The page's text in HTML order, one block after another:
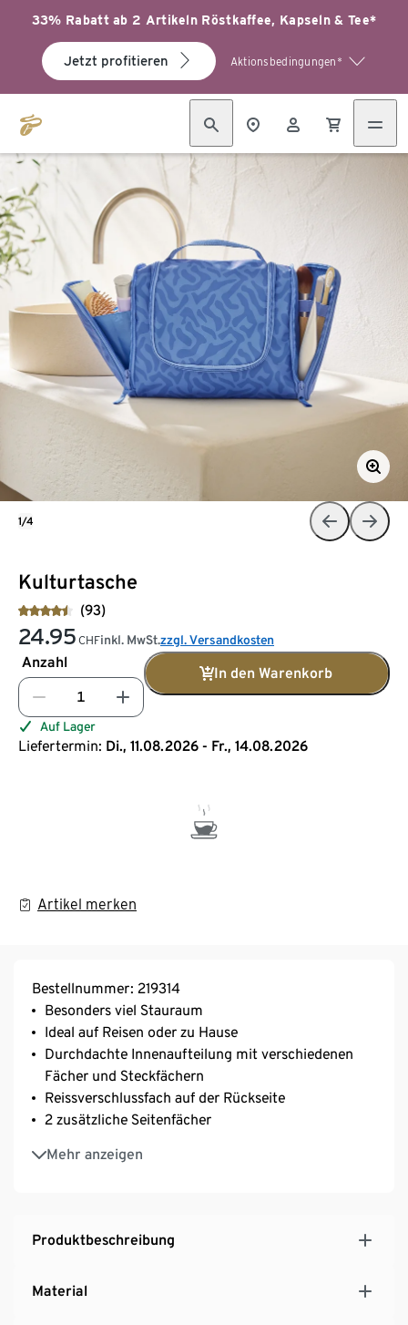
33% Rabatt ab 2 Artikeln Röstkaffee, Kapseln & Tee*
Jetzt profitieren Aktionsbedingungen*
Kulturtasche
(93)
24.95 CHFinkl. MwSt.zzgl. Versandkosten
Anzahl
In den Warenkorb
Auf Lager
Liefertermin: Di., 11.08.2026 - Fr., 14.08.2026
Artikel merken
1/4
Bestellnummer: 219314
Besonders viel Stauraum
Ideal auf Reisen oder zu Hause
Durchdachte Innenaufteilung mit verschiedenen
Fächer und Steckfächern
Reissverschlussfach auf der Rückseite
2 zusätzliche Seitenfächer
Mehr anzeigen
Mit Tragegriff
Produktbeschreibung
Material